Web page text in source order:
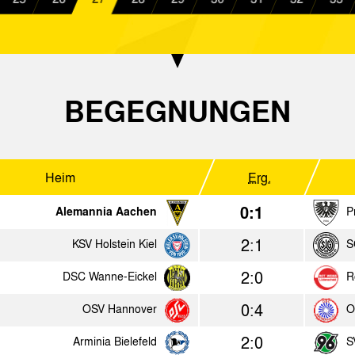
Freetown 2:13 Alemannia
Heim Erg.
1. FC Köln
1:0
2:0 Alemannia
4:1 Union Solingen
BEGEGNUNGEN
Heim Erg.
Alemannia Aachen 0:1
KSV Holstein Kiel 2:1
DSC Wanne-Eickel 2:0
OSV Hannover 0:4
Arminia Bielefeld 2:0